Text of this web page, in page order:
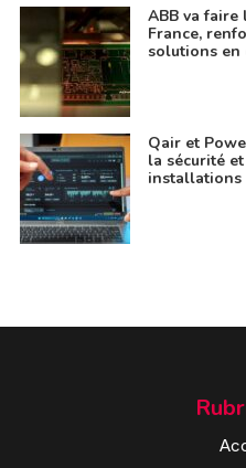
ABB va faire
France,
solutions en
Qair et
la sécurité
installations